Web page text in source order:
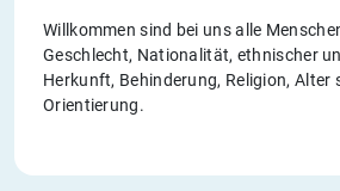
Willkommen sind bei uns alle
Geschlecht, Nationalität, ethnischer
Herkunft, Behinderung, Religion, Alter
Orientierung.